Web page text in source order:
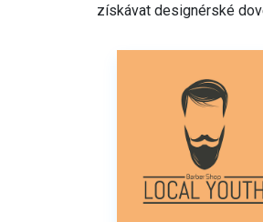
získávat designérské